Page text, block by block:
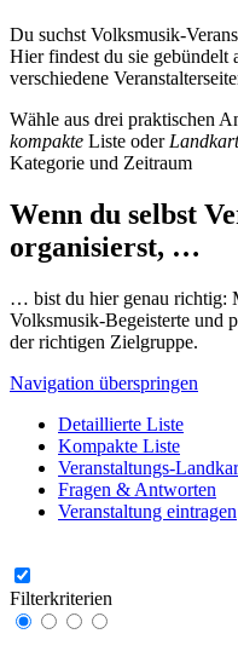
Du suchst Volksmusik-
Hier findest du sie gebündelt
verschiedene
Wähle aus drei praktischen
kompakte Liste oder
Kategorie und Zeitraum
Wenn du selbst
organisierst, …
… bist du hier genau richtig:
Volksmusik-Begeisterte und
der richtigen Zielgruppe.
Navigation überspringen
Detaillierte Liste
Kompakte Liste
Veranstaltungs-
Fragen & Antworten
Veranstaltung eintragen
Filterkriterien